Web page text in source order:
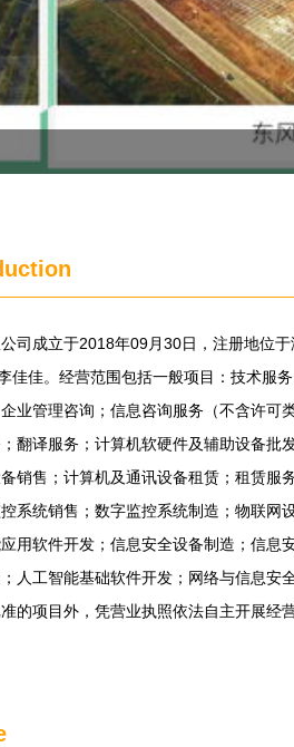
司成立于2018年09月30日，注册地位
佳佳。经营范围包括一般项目：技术服
业管理咨询；信息咨询服务（不含许
翻译服务；计算机软硬件及辅助设备批
销售；计算机及通讯设备租赁；租赁
系统销售；数字监控系统制造；物联
用软件开发；信息安全设备制造；信
人工智能基础软件开发；网络与信息
的项目外，凭营业执照依法自主开展经